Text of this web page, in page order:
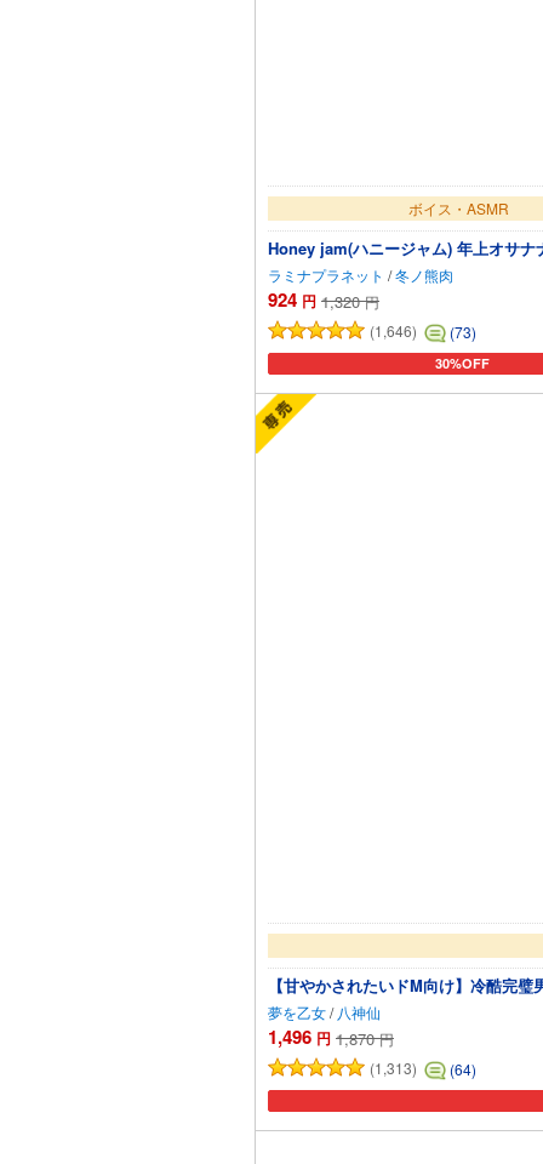
ボイス・ASMR
Honey jam(ハニージャム) 年上オサナ
ラミナプラネット /冬ノ熊肉
924 円 1,320 円
(1,646)
(73)
30%OFF
カートに追加
【甘やかされたいドM向け】冷酷完
夢を乙女/ 八神仙
1,496 円 1,870 円
(1,313)
(64)